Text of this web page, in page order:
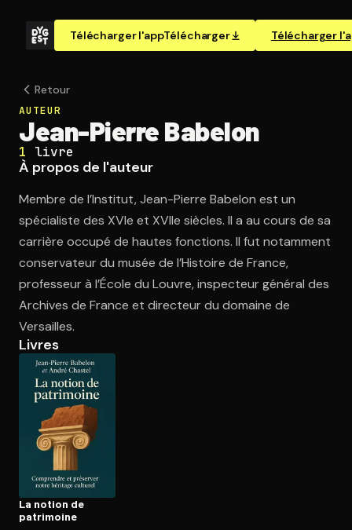
Télécharger l'appTélécharger Télécharger
Ouvre l'app Appareil photo, pointe sur le code. C'est gratuit à
Retour
AUTEUR
Jean-Pierre Babelon
1 livre
À propos de l'auteur
Membre de l’Institut, Jean-Pierre Babelon est un
spécialiste des XVIe et XVIIe siècles. Il a au cours de sa
carrière occupé de hautes fonctions. Il fut notamment
conservateur du musée de l’Histoire de France,
professeur à l’École du Louvre, inspecteur général des
Archives de France et directeur du domaine de
Versailles.
Livres
La notion de
patrimoine